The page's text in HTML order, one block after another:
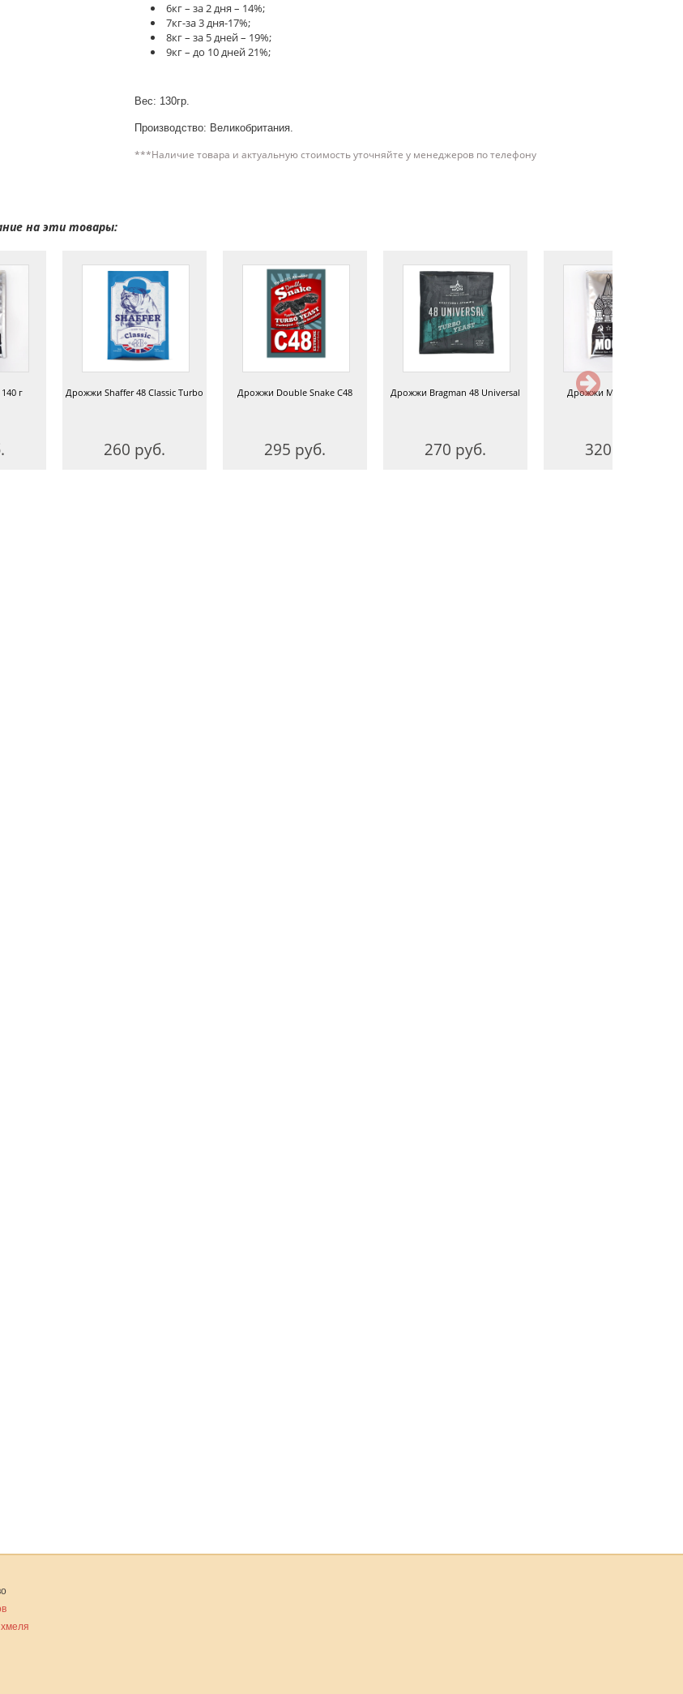
6кг – за 2 дня – 14%;
7кг-за 3 дня-17%;
8кг – за 5 дней – 19%;
9кг – до 10 дней 21%;
Вес: 130гр.
Производство: Великобритания.
***Наличие товара и актуальную стоимость уточняйте у менеджеров по телефону
на эти товары:
г Дрожжи Shaffer 48 Сlassic Turbo
260 руб.
Дрожжи Double Snake C48
295 руб.
Дрожжи Bragman 48 Universal
270 руб.
Дрожжи Москва, 140 г
320 руб.